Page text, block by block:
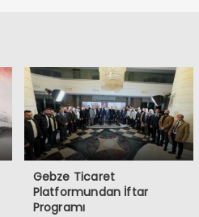
Gebze Ticaret
Platformundan İftar
Programı